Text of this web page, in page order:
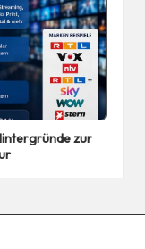
zur